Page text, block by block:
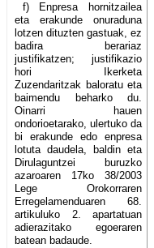
f) Enpresa hornitzailea
eta erakunde onuraduna
lotzen dituzten gastuak, ez
badira berariaz
justifikatzen; justifikazio
hori Ikerketa
Zuzendaritzak baloratu eta
baimendu beharko du.
Oinarri hauen
ondorioetarako, ulertuko da
bi erakunde edo enpresa
lotuta daudela, baldin eta
Dirulaguntzei buruzko
azaroaren 17ko 38/2003
Lege Orokorraren
Erregelamenduaren 68.
artikuluko 2. apartatuan
adierazitako egoeraren
batean badaude.